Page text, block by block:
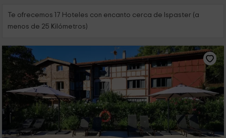
Te ofrecemos 17 Hoteles con encanto cerca de Ispaster (a
menos de 25 Kilómetros)